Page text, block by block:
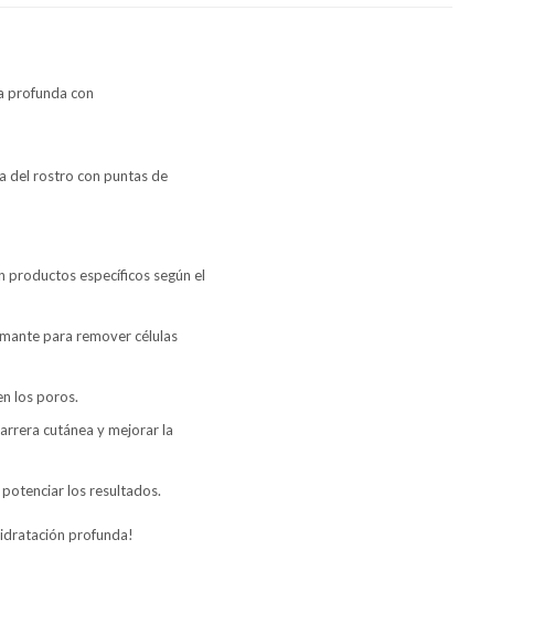
profunda con
del rostro con puntas de
productos específicos según el
para remover células
los poros.
cutánea y mejorar la
los resultados.
profunda!